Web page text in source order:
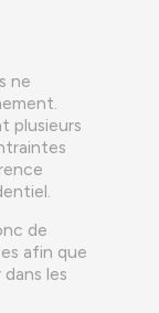
ne
plusieurs
de
afin que
les